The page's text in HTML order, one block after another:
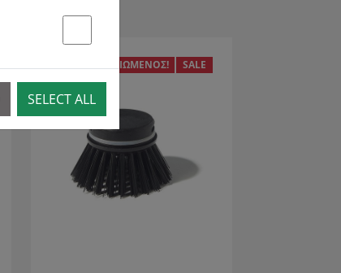
ΜΕΙΩΜΈΝΟΣ! SALE
Statstik & Marketing
SELECT ALL